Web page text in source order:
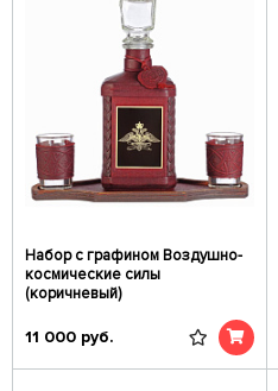
Набор с графином Воздушно-
космические силы
(коричневый)
11 000 руб.